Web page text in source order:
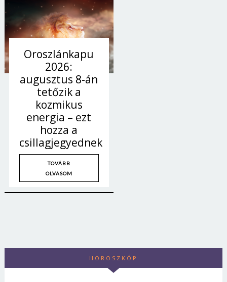
Oroszlánkapu
2026:
augusztus 8-án
tetőzik a
kozmikus
energia – ezt
hozza a
csillagjegyednek
TOVÁBB
OLVASOM
HOROSZKÓP